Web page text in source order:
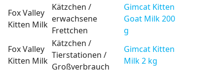
Fox Valley
Kitten Milk
Kätzchen /
erwachsene
Frettchen
Gimcat Kitten
Goat Milk 200
g
Fox Valley
Kitten Milk
Kätzchen /
Tierstationen /
Großverbrauch
Gimcat Kitten
Milk 2 kg